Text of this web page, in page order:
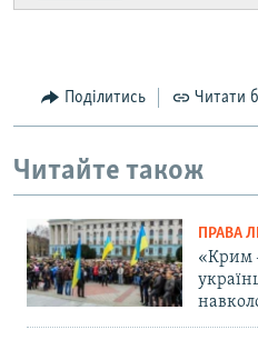
Поділитись Читати
Читайте також
ПРАВА
«Крим